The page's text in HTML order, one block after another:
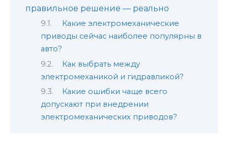
правильное решение — реально
Какие электромеханические
приводы сейчас наиболее популярны в
авто?
Как выбрать между
электромеханикой и гидравликой?
Какие ошибки чаще всего
допускают при внедрении
электромеханических приводов?